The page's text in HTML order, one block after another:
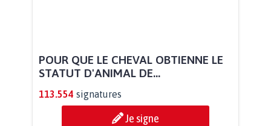
POUR QUE LE CHEVAL OBTIENNE LE
STATUT D'ANIMAL DE...
113.554 signatures
Je signe